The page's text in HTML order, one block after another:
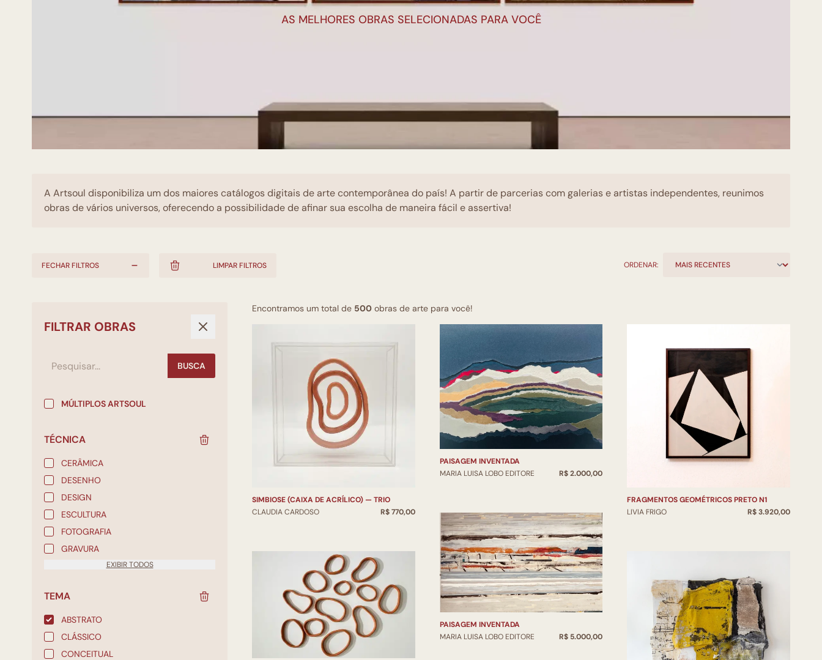
AS MELHORES OBRAS SELECIONADAS PARA VOCÊ
A Artsoul disponibiliza um dos maiores catálogos digitais de arte contemporânea do país! A partir de parcerias com galerias e artistas independentes, reunimos
obras de vários universos, oferecendo a possibilidade de afinar sua escolha de maneira fácil e assertiva!
ORDENAR:
FECHAR FILTROS LIMPAR FILTROS
FILTRAR OBRAS
BUSCA
MÚLTIPLOS ARTSOUL
TÉCNICA
CERÂMICA
DESENHO
DESIGN
ESCULTURA
FOTOGRAFIA
GRAVURA
EXIBIR TODOS
TEMA
ABSTRATO
CLÁSSICO
CONCEITUAL
Encontramos um total de 500 obras de arte para você!
SIMBIOSE (CAIXA DE ACRÍLICO) — TRIO
CLAUDIA CARDOSO
R$ 770,00
PAISAGEM INVENTADA
MARIA LUISA LOBO EDITORE
R$ 2.000,00
PAISAGEM INVENTADA
MARIA LUISA LOBO EDITORE
R$ 5.000,00
FRAGMENTOS GEOMÉTRICOS PRETO N1
LIVIA FRIGO
R$ 3.920,00